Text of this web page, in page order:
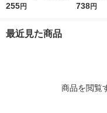
産シャインマスカット
255円
ダ杏仁豆
738円
最近見た商品
商品を閲覧